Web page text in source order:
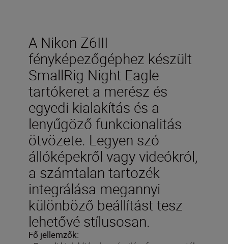
A Nikon Z6III
fényképezőgéphez készült
SmallRig Night Eagle
tartókeret a merész és
egyedi kialakítás és a
lenyűgöző funkcionalitás
ötvözete. Legyen szó
állóképekről vagy videókról,
a számtalan tartozék
integrálása megannyi
különböző beállítást tesz
lehetővé stílusosan.
Fő jellemzők: